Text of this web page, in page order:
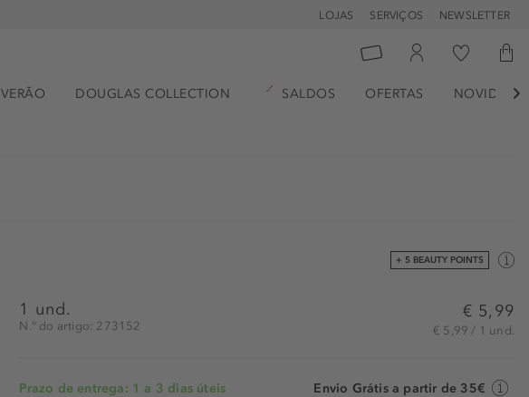
LOJAS SERVIÇOS NEWSLETTER
VERÃO DOUGLAS COLLECTION SALDOS OFERTAS 
+ 5 BEAUTY POINTS
1 und.
N.° do artigo: 273152
€ 5,99
€ 5,99 / 1 und.
Prazo de entrega: 1 a 3 dias úteis Envio Grátis a partir de 35€